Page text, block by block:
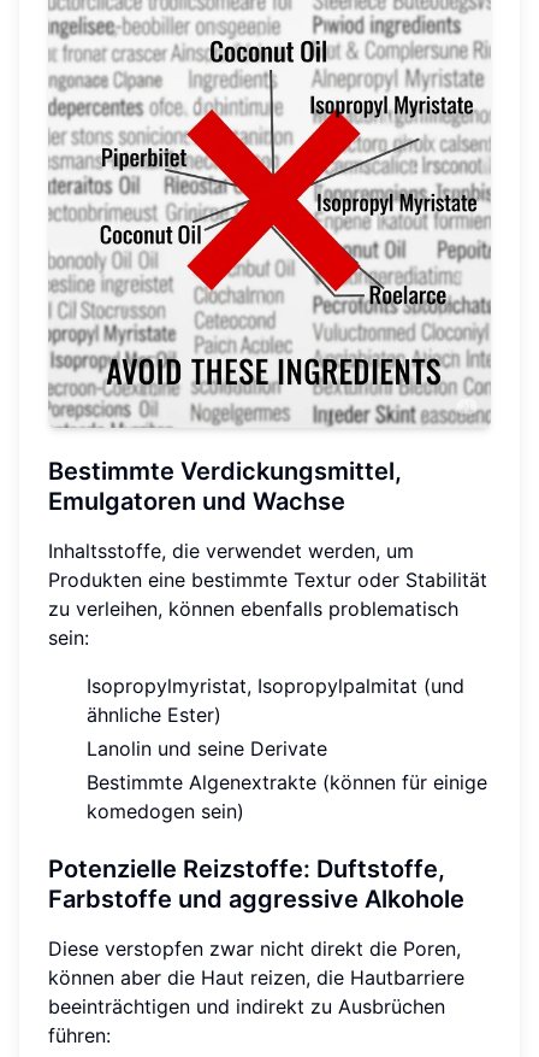
Bestimmte Verdickungsmittel,
Emulgatoren und Wachse
Inhaltsstoffe, die verwendet werden, um
Produkten eine bestimmte Textur oder Stabilität
zu verleihen, können ebenfalls problematisch
sein:
Isopropylmyristat, Isopropylpalmitat (und
ähnliche Ester)
Lanolin und seine Derivate
Bestimmte Algenextrakte (können für einige
komedogen sein)
Potenzielle Reizstoffe: Duftstoffe,
Farbstoffe und aggressive Alkohole
Diese verstopfen zwar nicht direkt die Poren,
können aber die Haut reizen, die Hautbarriere
beeinträchtigen und indirekt zu Ausbrüchen
führen: